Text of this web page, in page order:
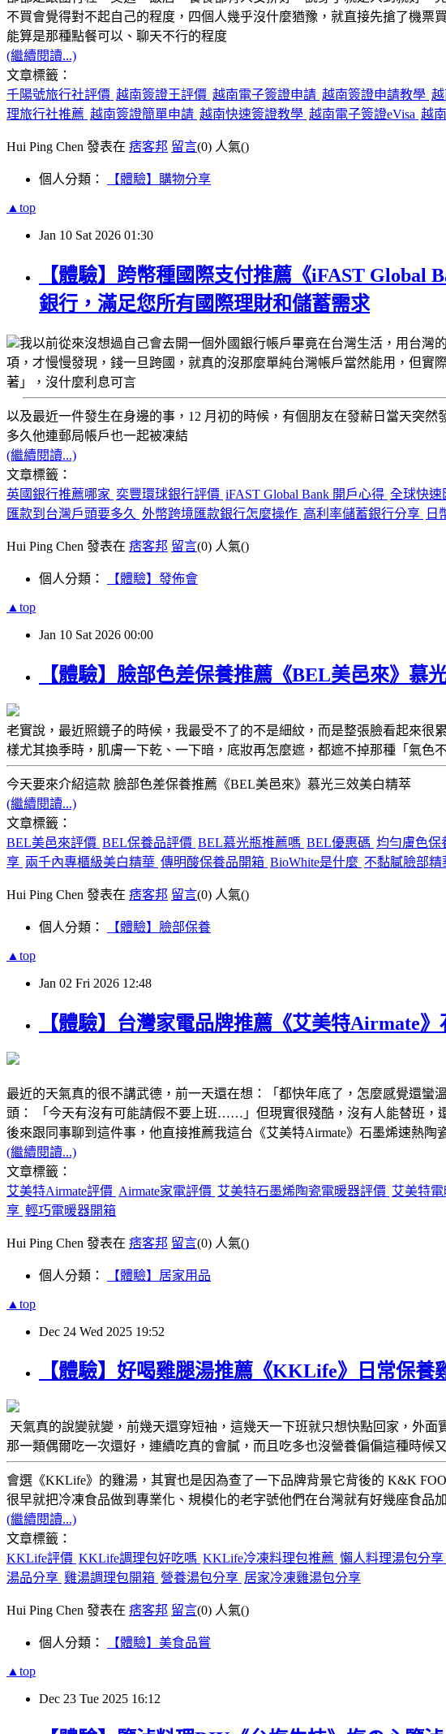
不買會覺得對不起自己的程度，四個人幾乎沒什麼猶豫，就直接先搶了機
能算是那種點餐可以、聊天不行的程度
(繼續閱讀...)
文章標籤：
千陽號旅行社評價 越南簽證王評價 越南電子簽證申請 越南簽證申請教學
理旅行社推薦 越南簽證簡單申請 越南快速簽證教學 越南電子簽證eVisa 越
Hui Ping Chen 發表在 痞客邦 留言(0) 人氣()
個人分類： 【體驗】購物分享
▲top
Jan 10 Sat 2026 01:30
【體驗】跨幣種國際支付推薦《iFAST
銀行，滿足您所有國際理財和儲蓄需求
我以前從來沒想過自己會去開一個外國銀行帳戶畢竟在台灣生活，用台灣
項，才慢慢發現， 錢一旦跨國，就真的沒那麼單純台灣帳戶當然能用，但實
著」，沒什麼利息可言
以及最近一件發生在身邊的事，12 月初的時候，有個朋友在發薪日當天突然
多久他連郵局帳戶也一起被凍結
(繼續閱讀...)
文章標籤：
英國銀行推薦哪家 奕豐環球銀行評價 iFAST Global Bank 開戶心得 全球快速
匯款到台灣戶頭要多久 外幣跨境匯款銀行怎麼操作 高利率儲蓄銀行分享 日
Hui Ping Chen 發表在 痞客邦 留言(0) 人氣()
個人分類： 【體驗】發佈會
▲top
Jan 10 Sat 2026 00:00
【體驗】臉部色差保養推薦《BEL美邑來》慕
老實說，最近照鏡子的時候，我最受不了的不是細紋，而是整張臉看起來很累
樣尤其換季時，肌膚一下乾、一下暗，底妝再怎麼遮，都遮不掉那種「氣色
今天要來介紹這款 臉部色差保養推薦《BEL美邑來》慕光三效美白精萃
(繼續閱讀...)
文章標籤：
BEL美邑來評價 BEL保養品評價 BEL慕光瓶推薦嗎 BEL優惠碼 均勻膚色保
享 兩千內專櫃級美白精華 傳明酸保養品開箱 BioWhite是什麼 不黏膩臉部精
Hui Ping Chen 發表在 痞客邦 留言(0) 人氣()
個人分類： 【體驗】臉部保養
▲top
Jan 02 Fri 2026 12:48
【體驗】台灣家電品牌推薦《艾美特Airmate
最近的天氣真的很不講武德，前一天還在想：「都快年底了，怎麼感覺還
頭： 「今天有沒有可能請假不要上班……」但現實很殘酷，沒有人能替班，
後來跟同事聊到這件事，他直接推薦我這台《艾美特Airmate》石墨烯速熱陶
(繼續閱讀...)
文章標籤：
艾美特Airmate評價 Airmate家電評價 艾美特石墨烯陶瓷電暖器評價 艾美特
享 輕巧電暖器開箱
Hui Ping Chen 發表在 痞客邦 留言(0) 人氣()
個人分類： 【體驗】居家用品
▲top
Dec 24 Wed 2025 19:52
【體驗】好喝雞腿湯推薦《KKLife》日常保
天氣真的說變就變，前幾天還穿短袖，這幾天一下班就只想快點回家，外
那一類偶爾吃一次還好，連續吃真的會膩，而且吃多也沒營養偏偏這種時
會選《KKLife》的雞湯，其實也是因為查了一下品牌背景它背後的 K&K
很早就把冷凍食品做到專業化、規模化的老字號他們在台灣就有好幾座食
(繼續閱讀...)
文章標籤：
KKLife評價 KKLife調理包好吃嗎 KKLife冷凍料理包推薦 懶人料理湯包分享
湯品分享 雞湯調理包開箱 營養湯包分享 居家冷凍雞湯包分享
Hui Ping Chen 發表在 痞客邦 留言(0) 人氣()
個人分類： 【體驗】美食品嘗
▲top
Dec 23 Tue 2025 16:12